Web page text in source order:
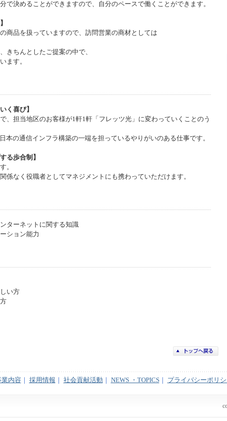
で決めることができますので、自分のペースで働くことができます。
商品を扱っていますので、訪問営業の商材としては
きちんとしたご提案の中で、
ます。
く喜び】
、担当地区のお客様が1軒1軒「フレッツ光」に変わっていくことのう
本の通信インフラ構築の一端を担っているやりがいのある仕事です。
る歩合制】
。
係なく役職者としてマネジメントにも携わっていただけます。
ターネットに関する知識
ション能力
い方
業内容 採用情報 社会貢献活動 NEWS ・TOPICS｜ プライバシーポリ